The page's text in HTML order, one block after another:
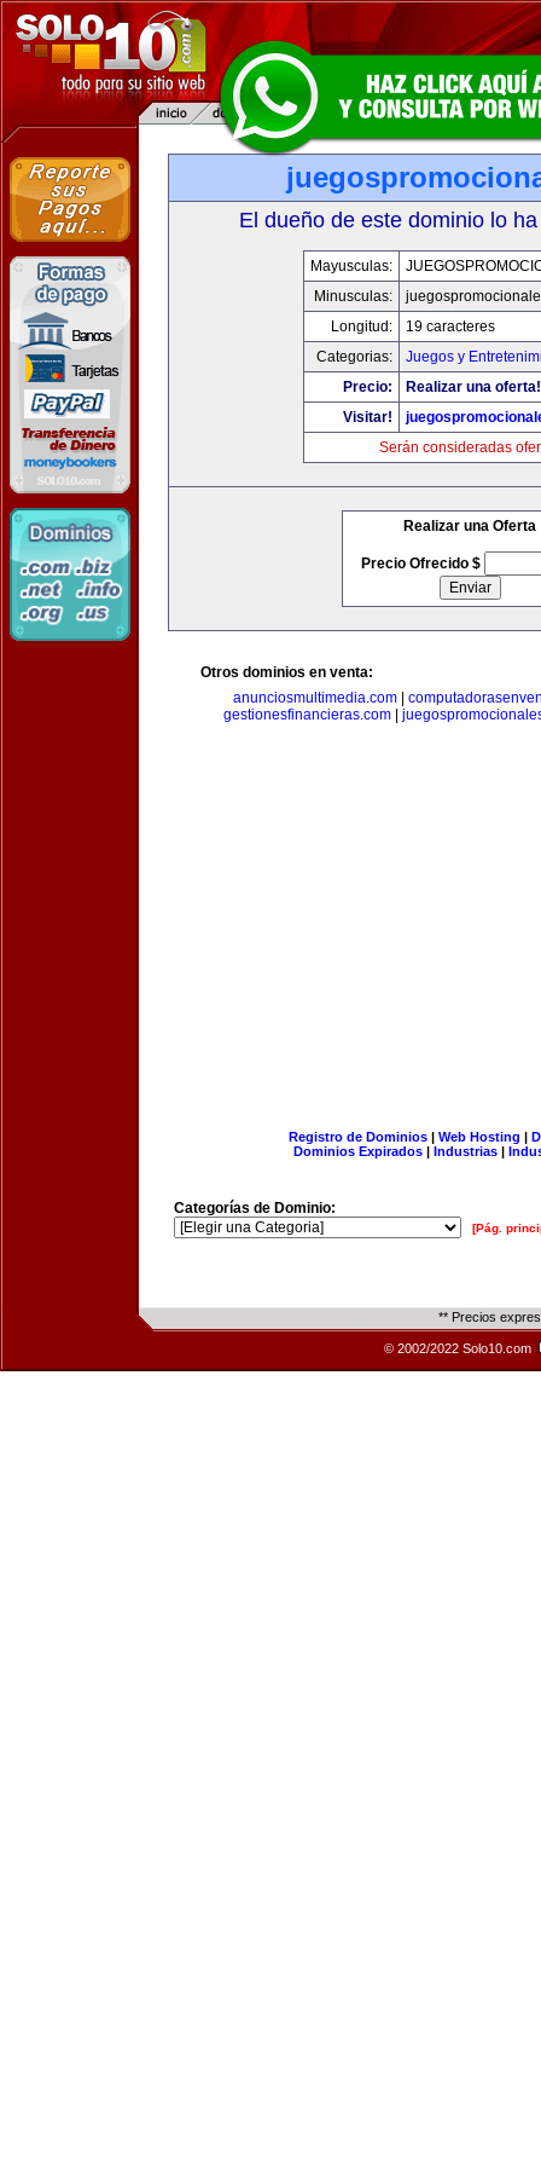
El dueño de este dominio lo
Mayusculas:
Minusculas:
Longitud:
19 caracteres
Categorias:
Juegos y
Precio:
Realizar una oferta!
Visitar!
Serán consideradas
Realizar una Oferta
Precio Ofrecido $
Otros dominios en venta:
anunciosmultimedia.com
gestionesfinancieras.com
Registro de Dominios| Web Hosting |
Dominios Expirados | Industrias |
Categorías de Dominio:
[Pág.
** Precios
© 2002/2022 Solo10.com